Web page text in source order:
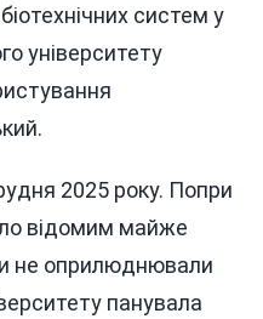
систем у
університету
2025 року. Попри
відомим майже
не оприлюднювали
панувала